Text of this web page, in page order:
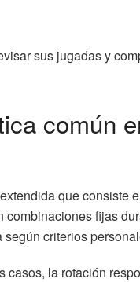
sus jugadas y
común
que consiste
fijas
criterios
la rotación